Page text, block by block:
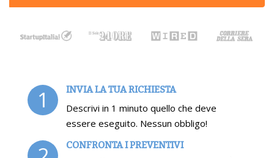
1 INVIA LA TUA RICHIESTA
Descrivi in 1 minuto quello che deve
essere eseguito. Nessun obbligo!
CONFRONTA I PREVENTIVI